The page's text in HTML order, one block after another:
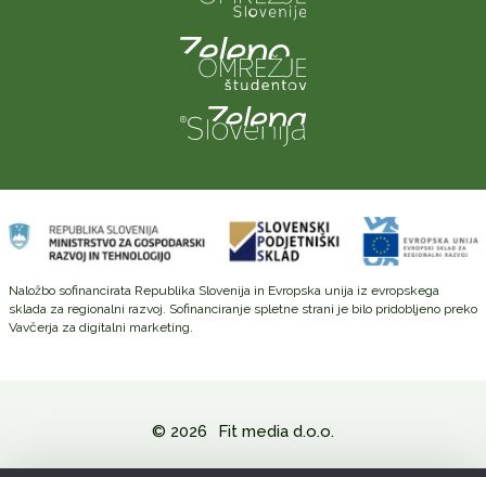
Naložbo sofinancirata Republika Slovenija in Evropska unija iz evropskega
sklada za regionalni razvoj. Sofinanciranje spletne strani je bilo pridobljeno preko
Vavčerja za digitalni marketing.
© 2026 Fit media d.o.o.